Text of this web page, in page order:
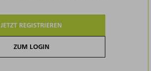
JETZT REGISTRIEREN
ZUM LOGIN